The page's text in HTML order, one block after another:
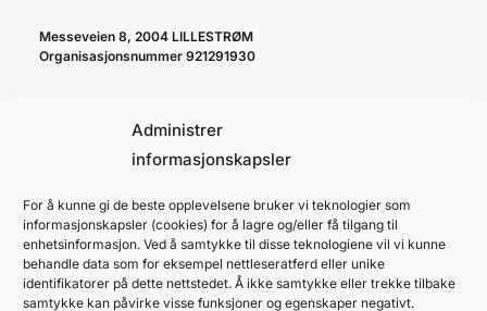
Administrer
informasjonskapsler
For å kunne gi de beste opplevelsene bruker vi teknologier som
informasjonskapsler (cookies) for å lagre og/eller få tilgang til
enhetsinformasjon. Ved å samtykke til disse teknologiene vil vi kunne
behandle data som for eksempel nettleseratferd eller unike
identifikatorer på dette nettstedet. Å ikke samtykke eller trekke tilbake
samtykke kan påvirke visse funksjoner og egenskaper negativt.
Messeveien 8, 2004 LILLESTRØM
Organisasjonsnummer 921291930
cookie policy
personvernerklæring